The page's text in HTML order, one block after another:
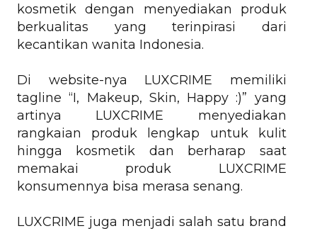
kosmetik dengan menyediakan produk
berkualitas yang terinpirasi dari
kecantikan wanita Indonesia.
Di website-nya LUXCRIME memiliki
tagline “I, Makeup, Skin, Happy :)” yang
artinya LUXCRIME menyediakan
rangkaian produk lengkap untuk kulit
hingga kosmetik dan berharap saat
memakai produk LUXCRIME
konsumennya bisa merasa senang.
LUXCRIME juga menjadi salah satu brand